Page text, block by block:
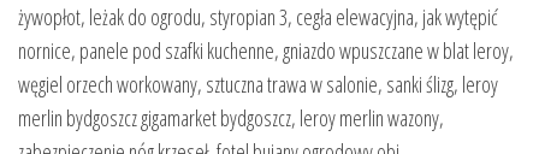
żywopłot, leżak do ogrodu, styropian 3, cegła elewacyjna, jak wytępić
nornice, panele pod szafki kuchenne, gniazdo wpuszczane w blat leroy,
węgiel orzech workowany, sztuczna trawa w salonie, sanki ślizg, leroy
merlin bydgoszcz gigamarket bydgoszcz, leroy merlin wazony,